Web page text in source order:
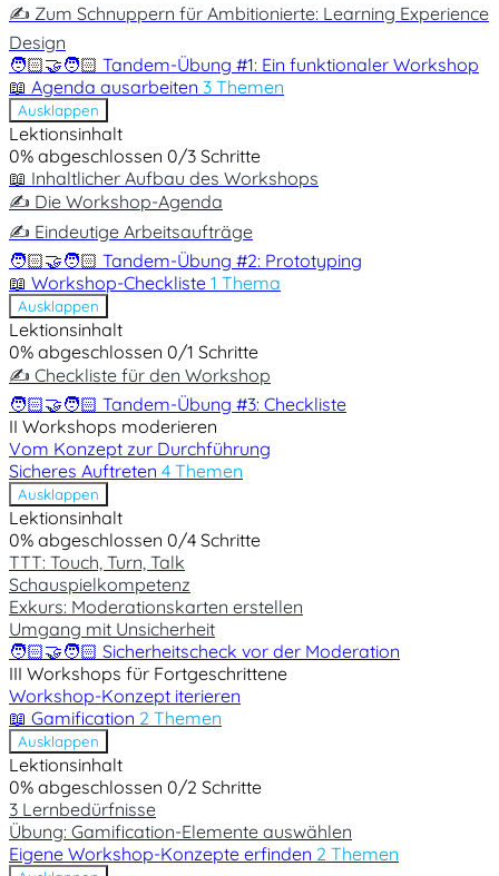
✍️ Zum Schnuppern für Ambitionierte: Learning Experience
Design
🧑🏻‍🤝‍🧑🏻 Tandem-Übung #1: Ein funktionaler Workshop
📖 Agenda ausarbeiten 3 Themen
Ausklappen
Lektionsinhalt
0% abgeschlossen 0/3 Schritte
📖 Inhaltlicher Aufbau des Workshops
✍️ Die Workshop-Agenda
✍️ Eindeutige Arbeitsaufträge
🧑🏻‍🤝‍🧑🏻 Tandem-Übung #2: Prototyping
📖 Workshop-Checkliste 1 Thema
Ausklappen
Lektionsinhalt
0% abgeschlossen 0/1 Schritte
✍️ Checkliste für den Workshop
🧑🏻‍🤝‍🧑🏻 Tandem-Übung #3: Checkliste
II Workshops moderieren
Vom Konzept zur Durchführung
Sicheres Auftreten 4 Themen
Ausklappen
Lektionsinhalt
0% abgeschlossen 0/4 Schritte
TTT: Touch, Turn, Talk
Schauspielkompetenz
Exkurs: Moderationskarten erstellen
Umgang mit Unsicherheit
🧑🏻‍🤝‍🧑🏻 Sicherheitscheck vor der Moderation
III Workshops für Fortgeschrittene
Workshop-Konzept iterieren
📖 Gamification 2 Themen
Ausklappen
Lektionsinhalt
0% abgeschlossen 0/2 Schritte
3 Lernbedürfnisse
Übung: Gamification-Elemente auswählen
Eigene Workshop-Konzepte erfinden 2 Themen